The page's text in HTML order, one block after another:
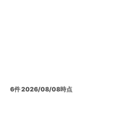
6件2026/08/08時点